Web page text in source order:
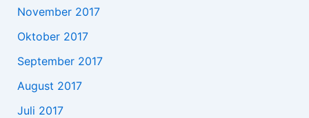
November 2017
Oktober 2017
September 2017
August 2017
Juli 2017